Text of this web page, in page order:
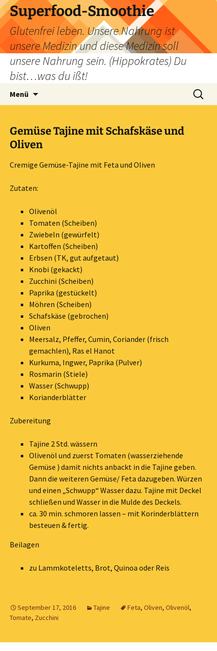
Zum
Inhalt
springen
Superfood-Smoothie
Glutenfrei leben. Unsere Nahrung ist
unsere Medizin und diese Medizin soll
unsere Nahrung sein. (Hippokrates) Du
bist…was du ißt!
Menü
Suchen
nach:
Gemüse Tajine mit Schafskäse und
Oliven
Cremige Gemüse-Tajine mit Feta und Oliven
Zutaten:
Olivenöl
Tomaten (Scheiben)
Zwiebeln (gewürfelt)
Kartoffen (Scheiben)
Erbsen (TK, gut aufgetaut)
Knobi (gekackt)
Zucchini (Scheiben)
Paprika (gestückelt)
Möhren (Scheiben)
Schafskäse (gebrochen)
Oliven
Meersalz, Pfeffer, Cumin, Coriander (frisch
gemachlen), Ras el Hanot
Kurkuma, Ingwer, Paprika (Pulver)
Rosmarin (Stiele)
Wasser (Schwupp)
Korianderblätter
Zubereitung
Tajine 2 Std. wässern
Olivenöl und zuerst Tomaten (wasserziehende
Gemüse ) damit nichts anbackt in die Tajine geben.
Dann die weiteren Gemüse/ Feta dazugeben. Würzen
und einen „Schwupp“ Wasser dazu. Tajine mit Deckel
schließen und Wasser in die Mulde des Deckels.
ca. 30 min. schmoren lassen – mit Korinderblättern
besteuen & fertig.
Beilagen
zu Lammkoteletts, Brot, Quinoa oder Reis
September 17, 2016 Tajine Feta, Oliven, Olivenöl,
Tomate, Zucchini